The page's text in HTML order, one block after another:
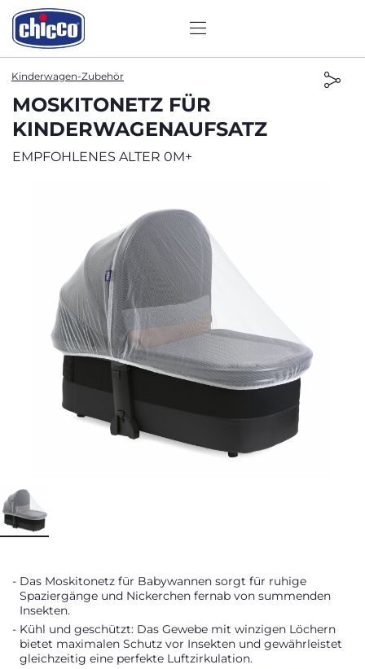
Kinderwagen-Zubehör
MOSKITONETZ FÜR
KINDERWAGENAUFSATZ
EMPFOHLENES ALTER 0M+
Das Moskitonetz für Babywannen sorgt für ruhige
Spaziergänge und Nickerchen fernab von summenden
Insekten.
Kühl und geschützt: Das Gewebe mit winzigen Löchern
bietet maximalen Schutz vor Insekten und gewährleistet
gleichzeitig eine perfekte Luftzirkulation.